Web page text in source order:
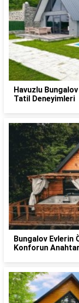
Havuzlu
Tatil Deneyimleri
Bungalov Evlerin
Konforun